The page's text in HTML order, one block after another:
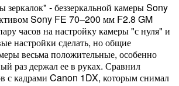
зеркалок" - беззеркальной камеры Sony
Sony FE 70–200 мм F2.8 GM
часов на настройку камеры "с нуля" и
настройки сделать, но общие
весьма положительные, особенно
раз держал ее в руках. Сравнил
с кадрами Canon 1DX, которым снимал